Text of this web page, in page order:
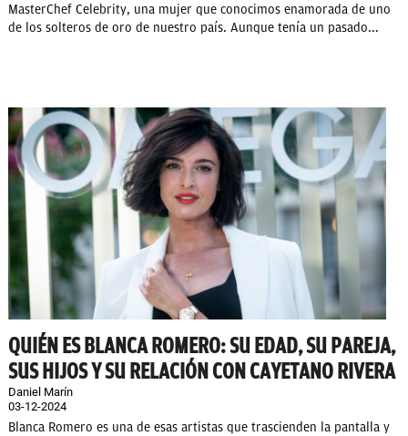
MasterChef Celebrity, una mujer que conocimos enamorada de uno
de los solteros de oro de nuestro país. Aunque tenía un pasado...
QUIÉN ES BLANCA ROMERO: SU EDAD, SU PAREJA,
SUS HIJOS Y SU RELACIÓN CON CAYETANO RIVERA
Daniel Marín
03-12-2024
Blanca Romero es una de esas artistas que trascienden la pantalla y